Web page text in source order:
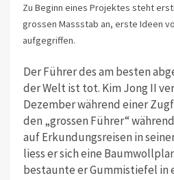
Zu Beginn eines Projektes steht
grossen Massstab an, erste Ideen
aufgegriffen.
Der Führer des am besten
der Welt ist tot. Kim Jong II
Dezember während einer
den „grossen Führer“
auf Erkundungsreisen in
liess er sich eine
bestaunte er Gummistiefel in